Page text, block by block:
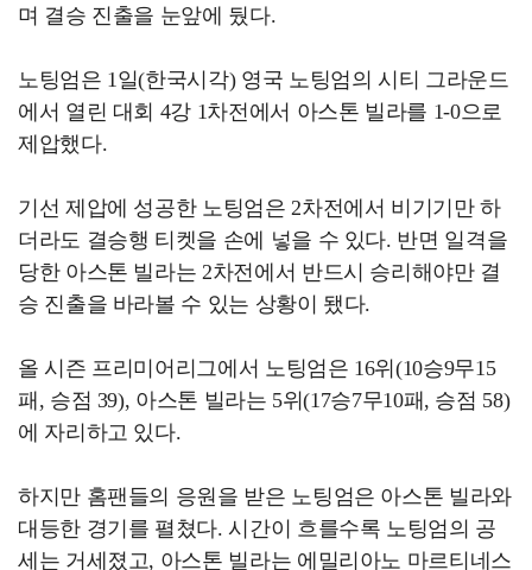
며 결승 진출을 눈앞에 뒀다.
노팅엄은 1일(한국시각) 영국 노팅엄의 시티 그라운드
에서 열린 대회 4강 1차전에서 아스톤 빌라를 1-0으로
제압했다.
기선 제압에 성공한 노팅엄은 2차전에서 비기기만 하
더라도 결승행 티켓을 손에 넣을 수 있다. 반면 일격을
당한 아스톤 빌라는 2차전에서 반드시 승리해야만 결
승 진출을 바라볼 수 있는 상황이 됐다.
올 시즌 프리미어리그에서 노팅엄은 16위(10승9무15
패, 승점 39), 아스톤 빌라는 5위(17승7무10패, 승점 58)
에 자리하고 있다.
하지만 홈팬들의 응원을 받은 노팅엄은 아스톤 빌라와
대등한 경기를 펼쳤다. 시간이 흐를수록 노팅엄의 공
세는 거세졌고, 아스톤 빌라는 에밀리아노 마르티네스